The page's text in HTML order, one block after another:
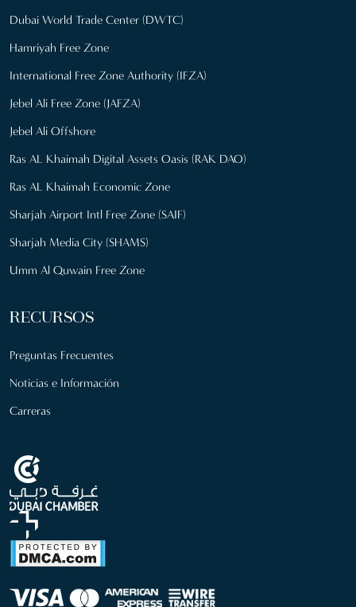
Dubai World Trade Center (DWTC)
Hamriyah Free Zone
International Free Zone Authority (IFZA)
Jebel Ali Free Zone (JAFZA)
Jebel Ali Offshore
Ras AL Khaimah Digital Assets Oasis (RAK DAO)
Ras AL Khaimah Economic Zone
Sharjah Airport Intl Free Zone (SAIF)
Sharjah Media City (SHAMS)
Umm Al Quwain Free Zone
RECURSOS
Preguntas Frecuentes
Noticias e Información
Carreras